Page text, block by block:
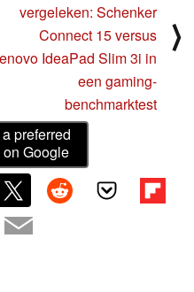
vergeleken: Schenker
Connect 15 versus
IdeaPad Slim 3i in
een gaming-
benchmarktest
⟩
preferred
Google